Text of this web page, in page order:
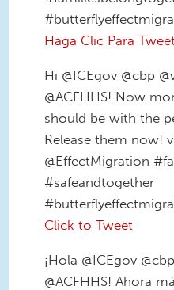
Haga Clic Para
Hi @ICEgov @cbp
@ACFHHS! Now
should be with the
Release them now!
@EffectMigration
#safeandtogether
Click to Tweet
¡Hola @ICEgov
@ACFHHS! Ahora